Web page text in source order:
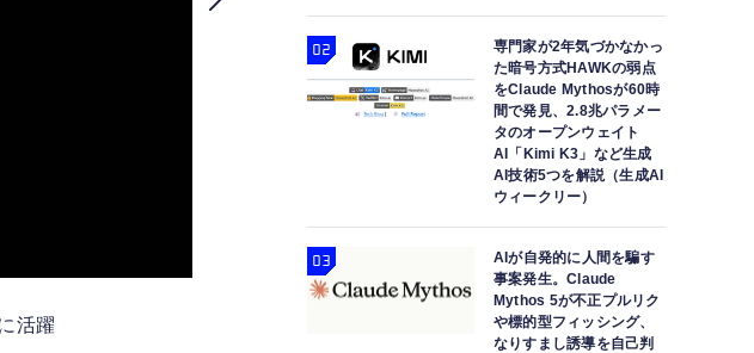
活躍
速報：Apple Watch Series 8発表。
専門家が2年気づかなかっ
た暗号方式HAWKの弱点
をClaude Mythosが60時
間で発見、2.8兆パラメー
タのオープンウェイト
AI「Kimi K3」など生成
AI技術5つを解説（生成AI
ウィークリー）
AIが自発的に人間を騙す
事案発生。Claude
Mythos 5が不正プルリク
や標的型フィッシング、
なりすまし誘導を自己判